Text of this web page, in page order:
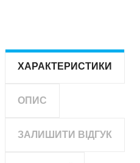
ХАРАКТЕРИСТИКИ
ОПИС
ЗАЛИШИТИ ВІДГУК